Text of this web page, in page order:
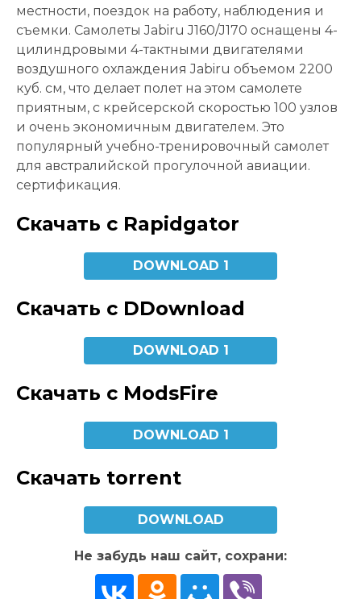
местности, поездок на работу, наблюдения и
съемки. Самолеты Jabiru J160/J170 оснащены 4-
цилиндровыми 4-тактными двигателями
воздушного охлаждения Jabiru объемом 2200
куб. см, что делает полет на этом самолете
приятным, с крейсерской скоростью 100 узлов
и очень экономичным двигателем. Это
популярный учебно-тренировочный самолет
для австралийской прогулочной авиации.
сертификация.
Скачать с Rapidgator
DOWNLOAD 1
Скачать с DDownload
DOWNLOAD 1
Скачать с ModsFire
DOWNLOAD 1
Скачать torrent
DOWNLOAD
Не забудь наш сайт, сохрани: